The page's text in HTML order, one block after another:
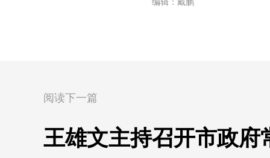
编辑：戴鹏
阅读下一篇
王雄文主持召开市政府